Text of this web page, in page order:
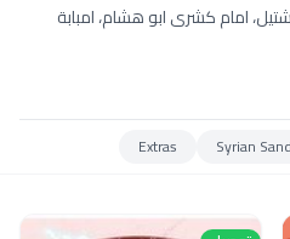
امام كشرى ابو هشام، امبابة
Syrian
Extras